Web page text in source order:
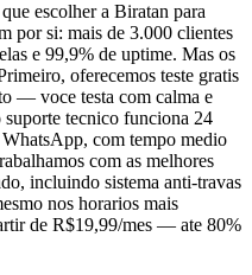
escolher a Biratan para
por si: mais de 3.000 clientes
e 99,9% de uptime. Mas os
oferecemos teste gratis
— voce testa com calma e
suporte tecnico funciona 24
com tempo medio
com as melhores
incluindo sistema anti-travas
nos horarios mais
de R$19,99/mes — ate 80%